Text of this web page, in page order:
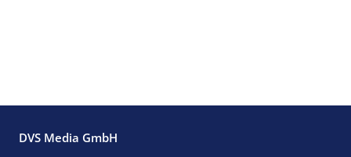
DVS Media GmbH